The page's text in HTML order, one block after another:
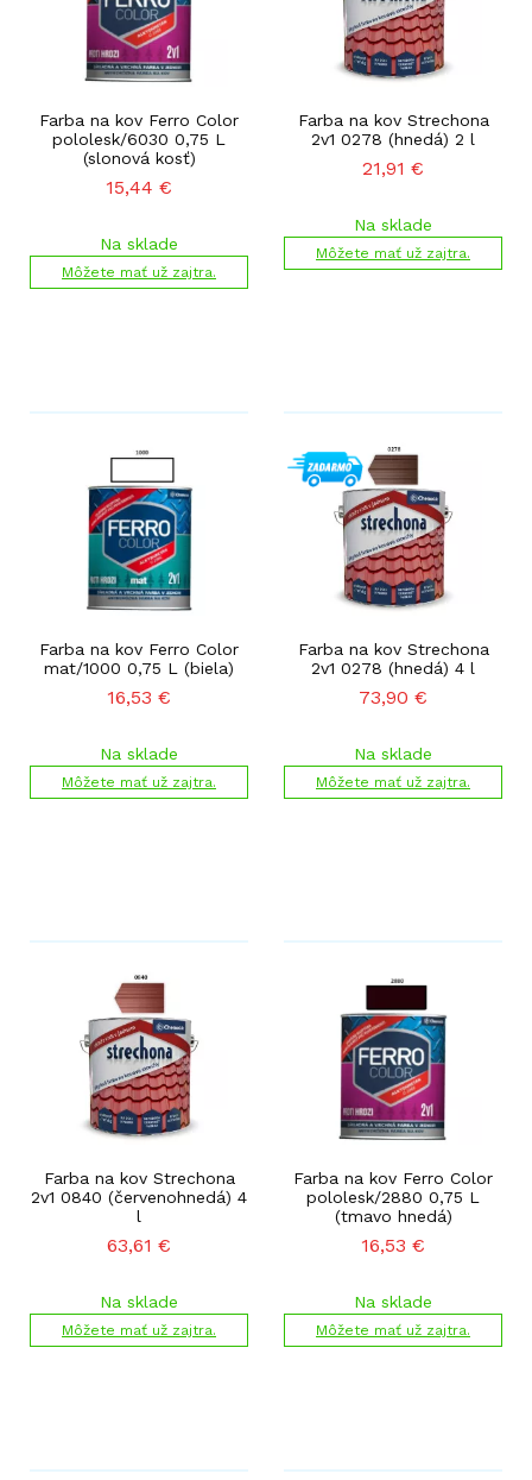
Farba na kov Ferro Color
pololesk/6030 0,75 L
(slonová kosť)
15,44 €
Na sklade
Môžete mať už zajtra.
Farba na kov Strechona
2v1 0278 (hnedá) 2 l
21,91 €
Na sklade
Môžete mať už zajtra.
Farba na kov Ferro Color
mat/1000 0,75 L (biela)
16,53 €
Na sklade
Môžete mať už zajtra.
Farba na kov Strechona
2v1 0278 (hnedá) 4 l
73,90 €
Na sklade
Môžete mať už zajtra.
Farba na kov Strechona
2v1 0840 (červenohnedá) 4
l
63,61 €
Na sklade
Môžete mať už zajtra.
Farba na kov Ferro Color
pololesk/2880 0,75 L
(tmavo hnedá)
16,53 €
Na sklade
Môžete mať už zajtra.